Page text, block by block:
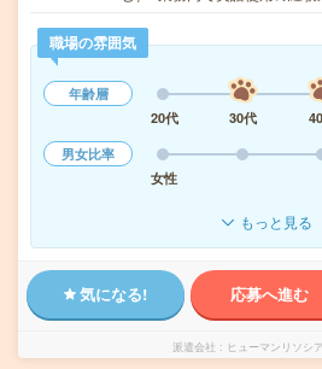
職場の雰囲気
年齢層
20代
30代
男女比率
女性
もっと見る
気になる! 応募へ進む
派遣会社 ヒューマンリソシ